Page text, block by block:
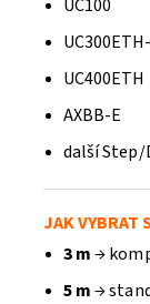
UC100
UC400ETH
AXBB-E
další
JAK VYBRAT
3 m→
5 m→